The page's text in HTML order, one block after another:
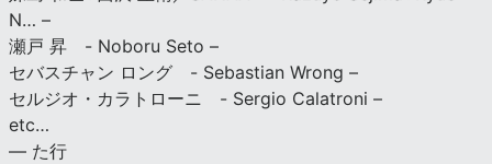
N… –
瀬戸 昇 - Noboru Seto –
セバスチャン ロング - Sebastian Wrong –
セルジオ・カラトローニ - Sergio Calatroni –
etc…
— た行